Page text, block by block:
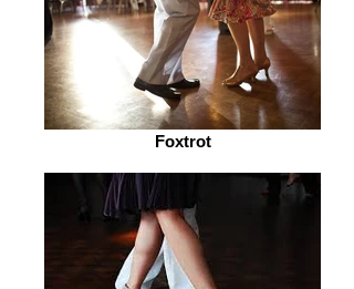
Foxtrot